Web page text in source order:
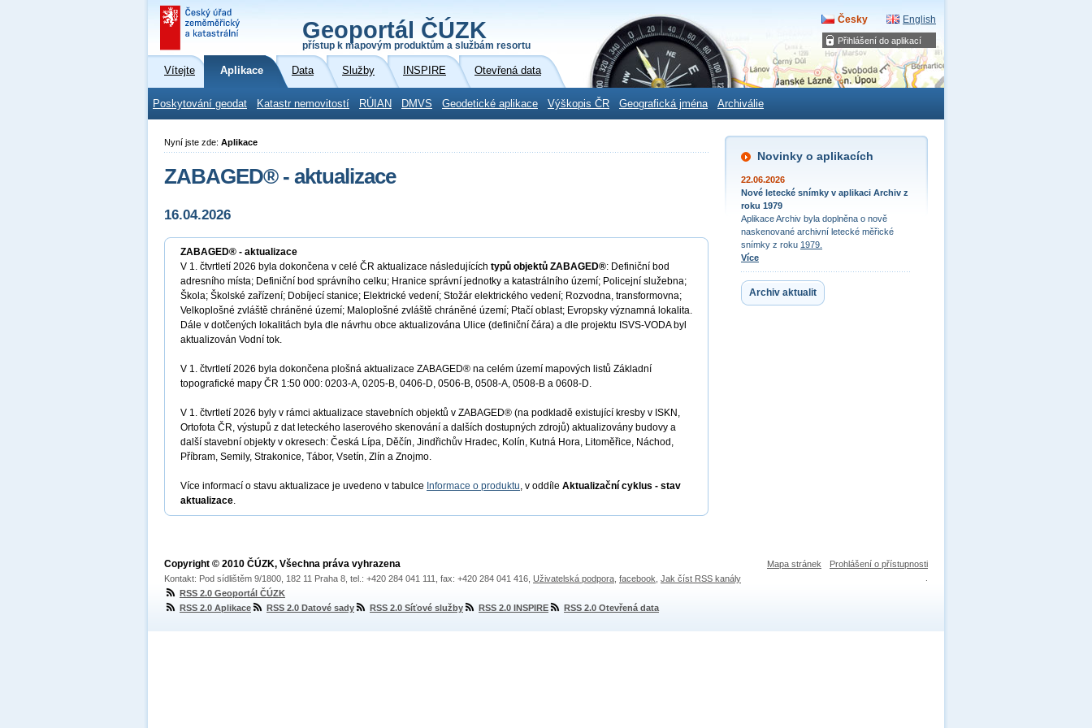
Přihlášení do aplikací
Geoportál ČÚZK
přístup k mapovým produktům a službám resortu
Česky English
Vítejte Aplikace Data Služby INSPIRE Otevřená data
Poskytování geodat Katastr nemovitostí RÚIAN DMVS Geodetické aplikace Výškopis ČR Geografická jména Archiválie
Novinky o aplikacích
22.06.2026
Nové letecké snímky v aplikaci Archiv z
roku 1979
Aplikace Archiv byla doplněna o nově
naskenované archivní letecké měřické
snímky z roku 1979.
Více
Archiv aktualit
Nyní jste zde: Aplikace
ZABAGED® - aktualizace
16.04.2026
ZABAGED® - aktualizace
V 1. čtvrtletí 2026 byla dokončena v celé ČR aktualizace následujících typů objektů ZABAGED®: Definiční bod
adresního místa; Definiční bod správního celku; Hranice správní jednotky a katastrálního území; Policejní služebna;
Škola; Školské zařízení; Dobíjecí stanice; Elektrické vedení; Stožár elektrického vedení; Rozvodna, transformovna;
Velkoplošné zvláště chráněné území; Maloplošné zvláště chráněné území; Ptačí oblast; Evropsky významná lokalita.
Dále v dotčených lokalitách byla dle návrhu obce aktualizována Ulice (definiční čára) a dle projektu ISVS-VODA byl
aktualizován Vodní tok.
V 1. čtvrtletí 2026 byla dokončena plošná aktualizace ZABAGED® na celém území mapových listů Základní
topografické mapy ČR 1:50 000: 0203-A, 0205-B, 0406-D, 0506-B, 0508-A, 0508-B a 0608-D.
V 1. čtvrtletí 2026 byly v rámci aktualizace stavebních objektů v ZABAGED® (na podkladě existující kresby v ISKN,
Ortofota ČR, výstupů z dat leteckého laserového skenování a dalších dostupných zdrojů) aktualizovány budovy a
další stavební objekty v okresech: Česká Lípa, Děčín, Jindřichův Hradec, Kolín, Kutná Hora, Litoměřice, Náchod,
Příbram, Semily, Strakonice, Tábor, Vsetín, Zlín a Znojmo.
Více informací o stavu aktualizace je uvedeno v tabulce Informace o produktu, v oddíle Aktualizační cyklus - stav
aktualizace.
Mapa stránek Prohlášení o přístupnosti
Copyright © 2010 ČÚZK, Všechna práva vyhrazena
Kontakt: Pod sídlištěm 9/1800, 182 11 Praha 8, tel.: +420 284 041 111, fax: +420 284 041 416, Uživatelská podpora facebook Jak číst RSS kanály
RSS 2.0 Geoportál ČÚZK
RSS 2.0 Aplikace
RSS 2.0 Datové sady RSS 2.0 Síťové služby RSS 2.0 INSPIRE RSS 2.0 Otevřená data